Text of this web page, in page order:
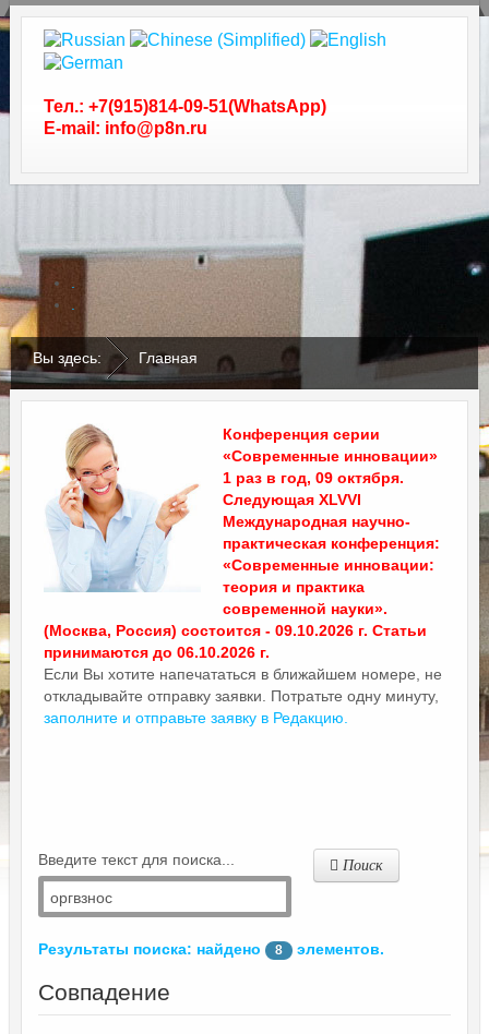
Тел.: +7(915)814-09-51(WhatsApp)
E-mail: info@p8n.ru
Вы здесь: Главная
Конференция серии
«Современные инновации»
1 раз в год, 09 октября.
Следующая XLVVI
Международная научно-
практическая конференция:
«Современные инновации:
теория и практика
современной науки».
(Москва, Россия) состоится - 09.10.2026 г. Статьи
принимаются до 06.10.2026 г.
Если Вы хотите напечататься в ближайшем номере, не
откладывайте отправку заявки. Потратьте одну минуту,
заполните и отправьте заявку в Редакцию.
Введите текст для поиска... Поиск
Результаты поиска: найдено 8 элементов.
Совпадение